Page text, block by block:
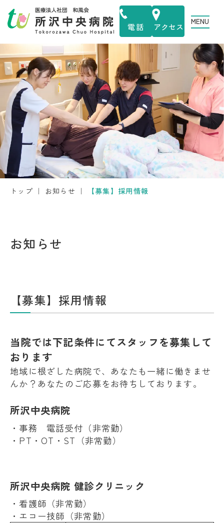
電話 アクセス
MENU
トップ ｜ お知らせ ｜ 【募集】採用情報
お知らせ
【募集】採用情報
当院では下記条件にてスタッフを募集して
おります
地域に根ざした病院で、あなたも一緒に働きませ
んか？あなたのご応募をお待ちしております。
所沢中央病院
・ 事務 電話受付（非常勤）
・ PT・OT・ST（非常勤）
所沢中央病院 健診クリニック
・看護師（非常勤）
・ エコー技師（非常勤）